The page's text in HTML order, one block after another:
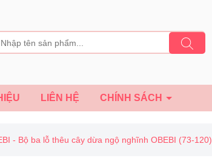
LIÊN HỆ CHÍNH SÁCH
- Bộ ba lỗ thêu cây dừa ngộ nghĩnh OBEBI (73-120)